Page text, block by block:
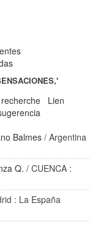
Lien
Balmes / Argentina
Q. / CUENCA :
: La España